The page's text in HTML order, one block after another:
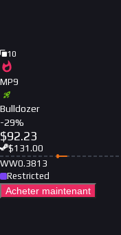
10
MP9
Bulldozer
-29%
$92.23
$131.00
WW0.3813
Restricted
Acheter maintenant